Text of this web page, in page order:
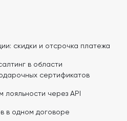
скидки и отсрочка платежа
в области
сертификатов
лояльности через API
в одном договоре